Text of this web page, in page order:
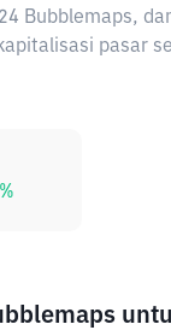
Bubblemaps,
pasar
%